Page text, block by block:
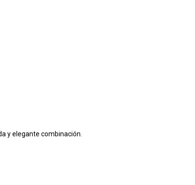
y elegante combinación.